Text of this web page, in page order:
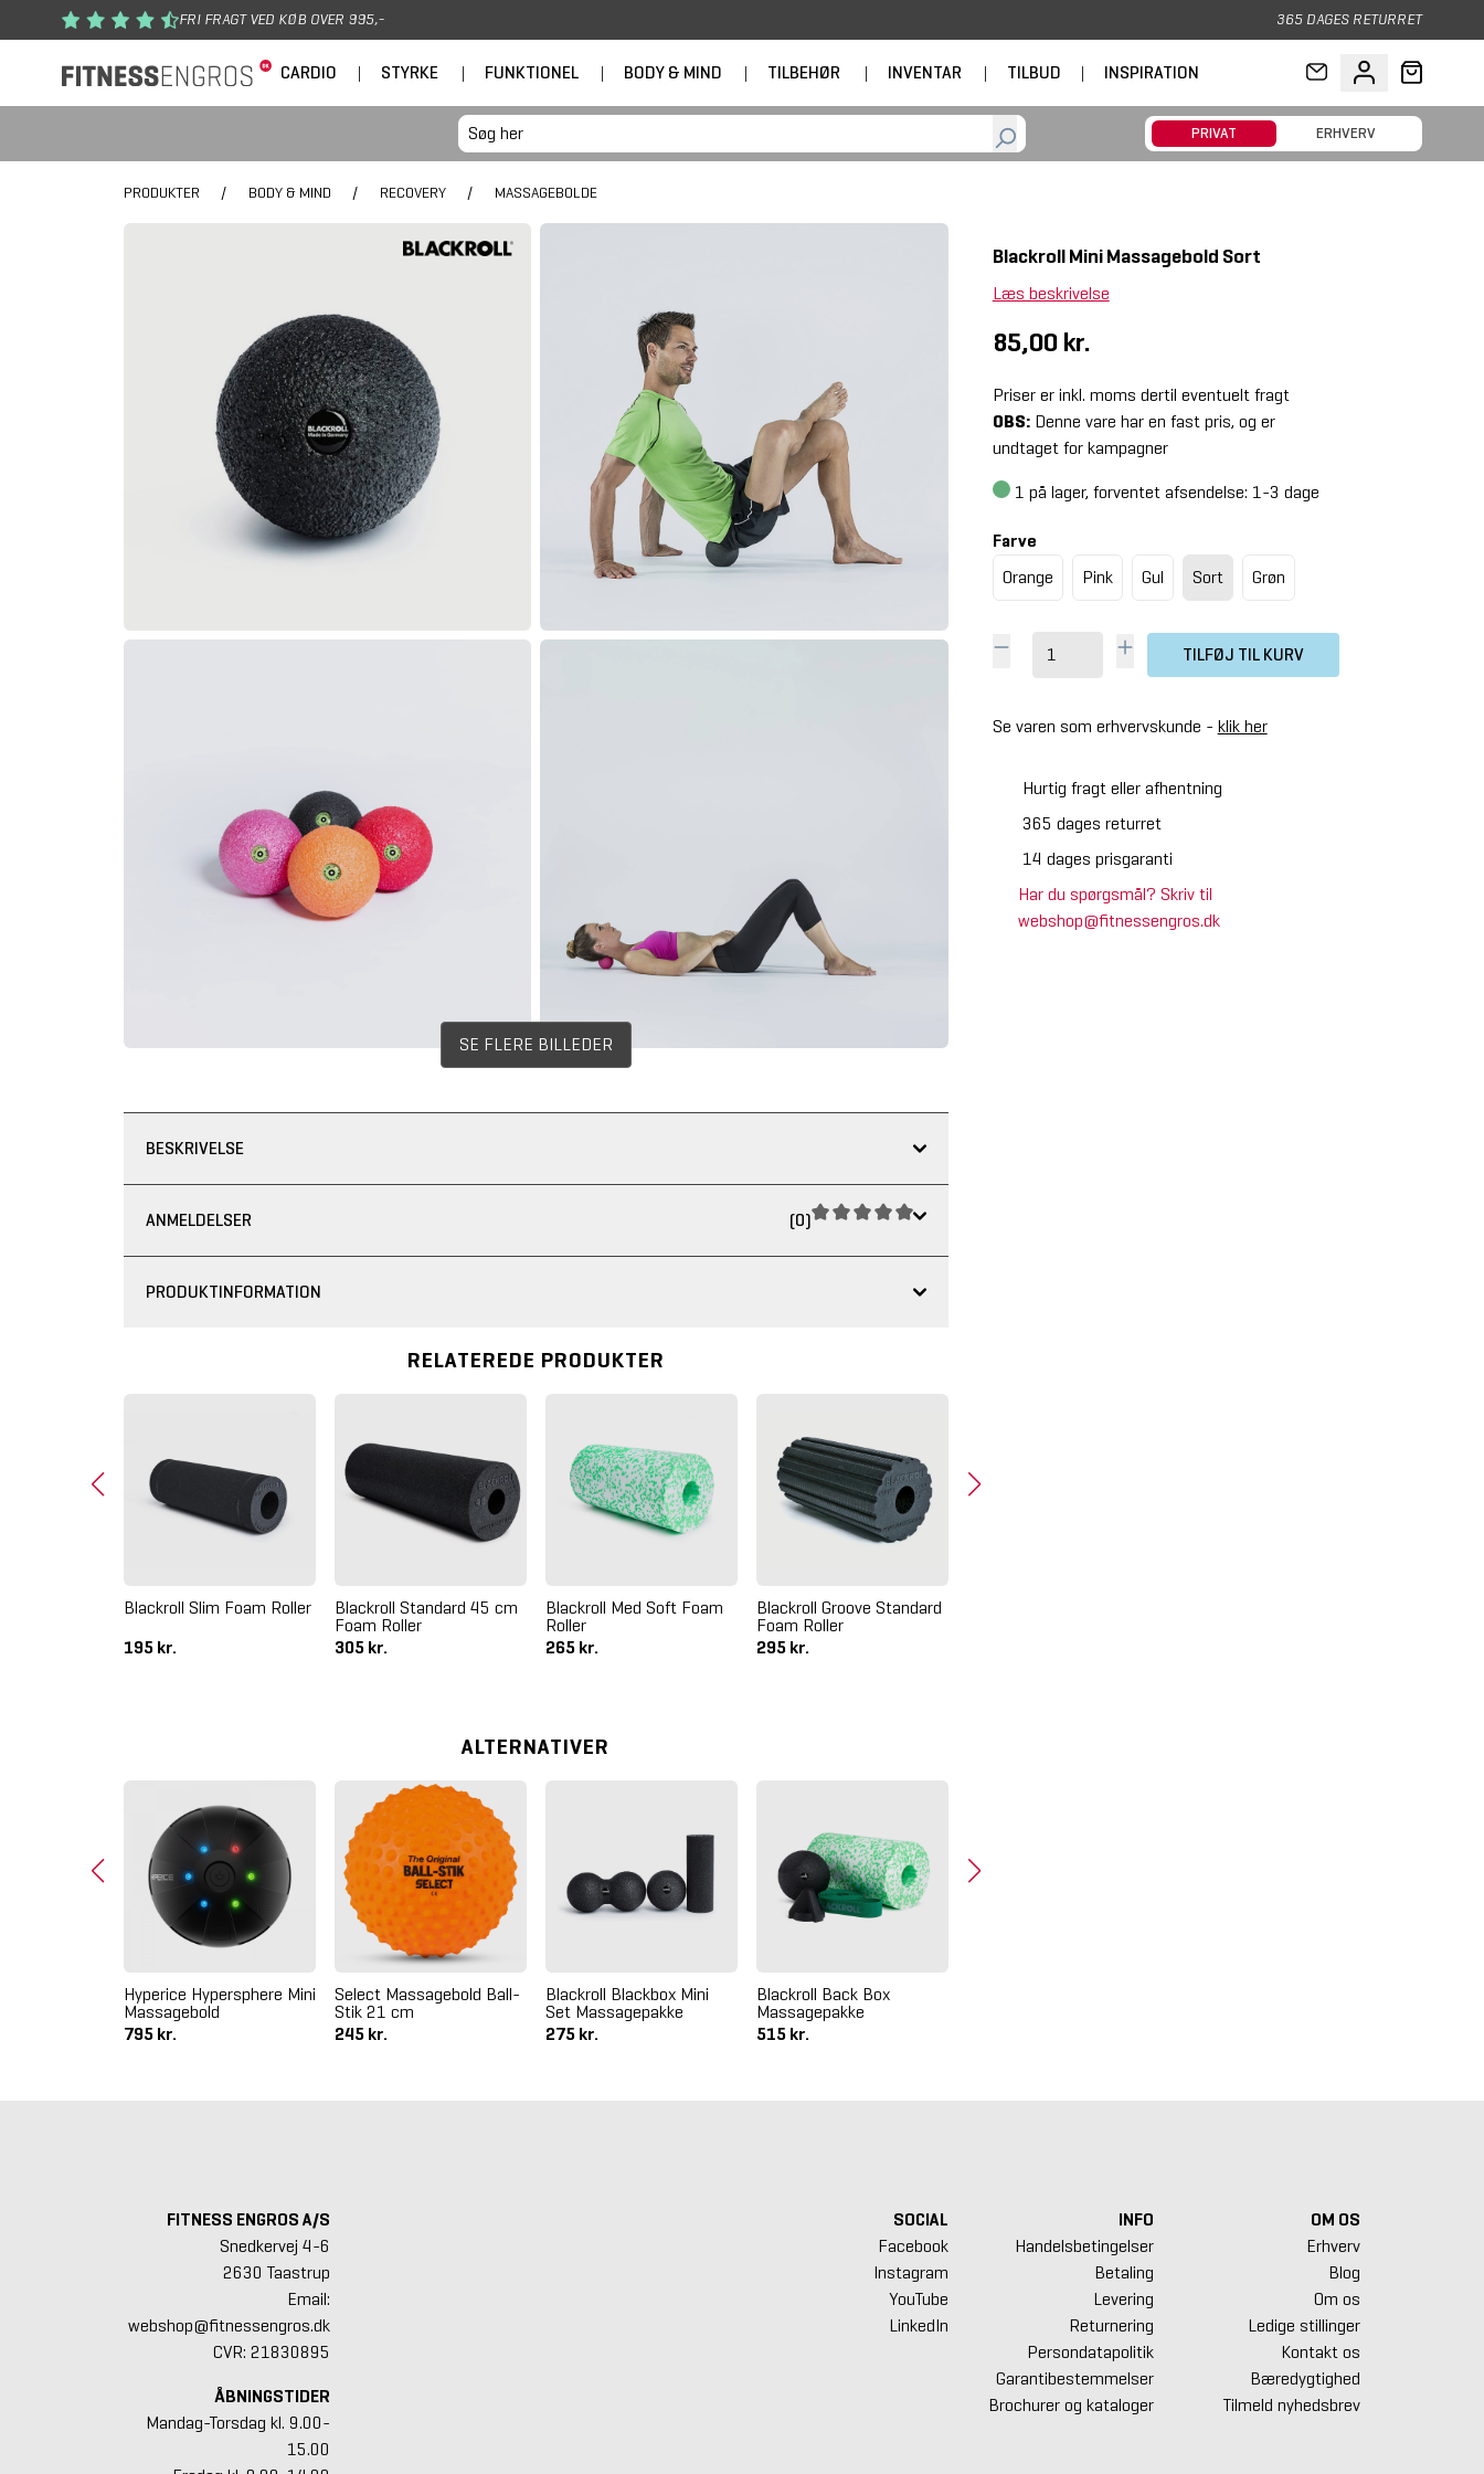
Gå til hovedindhold FRI FRAGT VED KØB OVER 995,- 365 DAGES RETURRET
CARDIO | STYRKE | FUNKTIONEL | BODY & MIND | TILBEHØR | INVENTAR | TILBUD | INSPIRATION
PRIVAT ERHVERV
PRODUKTER / BODY & MIND / RECOVERY / MASSAGEBOLDE
SE FLERE BILLEDER
Blackroll Mini Massagebold Sort
Læs beskrivelse
85,00 kr.
Priser er inkl. moms dertil eventuelt fragt
OBS:Denne vare har en fast pris, og er
undtaget for kampagner
1 på lager, forventet afsendelse: 1-3 dage
Farve
Orange
Pink Gul Sort Grøn
TILFØJ TIL KURV
Se varen som erhvervskunde - klik her
Hurtig fragt eller afhentning
365 dages returret
14 dages prisgaranti
Har du spørgsmål? Skriv til
webshop@fitnessengros.dk
BESKRIVELSE
ANMELDELSER (0)
PRODUKTINFORMATION
RELATEREDE PRODUKTER
Blackroll Slim Foam Roller
195 kr.
Blackroll Standard 45 cm
Foam Roller
305 kr.
Blackroll Med Soft Foam
Roller
265 kr.
Blackroll Groove Standard
Foam Roller
295 kr.
ALTERNATIVER
Hyperice Hypersphere Mini
Massagebold
795 kr.
Select Massagebold Ball-
Stik 21 cm
245 kr.
Blackroll Blackbox Mini
Set Massagepakke
275 kr.
Blackroll Back Box
Massagepakke
515 kr.
FITNESS ENGROS A/S
Snedkervej 4-6
2630 Taastrup
Email:
webshop@fitnessengros.dk
CVR: 21830895
ÅBNINGSTIDER
Mandag-Torsdag kl. 9.00-
15.00
SOCIAL
Facebook
Instagram
YouTube
LinkedIn
INFO
Handelsbetingelser
Betaling
Levering
Returnering
Persondatapolitik
Garantibestemmelser
Brochurer og kataloger
OM OS
Erhverv
Blog
Om os
Ledige stillinger
Kontakt os
Bæredygtighed
Tilmeld nyhedsbrev